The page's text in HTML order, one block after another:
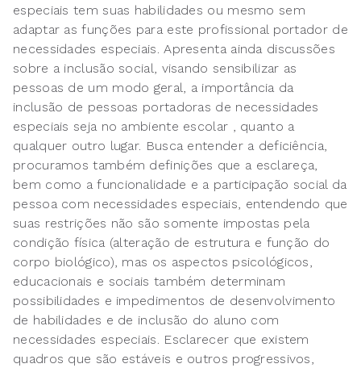
especiais tem suas habilidades ou mesmo sem
adaptar as funções para este profissional portador de
necessidades especiais. Apresenta ainda discussões
sobre a inclusão social, visando sensibilizar as
pessoas de um modo geral, a importância da
inclusão de pessoas portadoras de necessidades
especiais seja no ambiente escolar , quanto a
qualquer outro lugar. Busca entender a deficiência,
procuramos também definições que a esclareça,
bem como a funcionalidade e a participação social da
pessoa com necessidades especiais, entendendo que
suas restrições não são somente impostas pela
condição física (alteração de estrutura e função do
corpo biológico), mas os aspectos psicológicos,
educacionais e sociais também determinam
possibilidades e impedimentos de desenvolvimento
de habilidades e de inclusão do aluno com
necessidades especiais. Esclarecer que existem
quadros que são estáveis e outros progressivos,